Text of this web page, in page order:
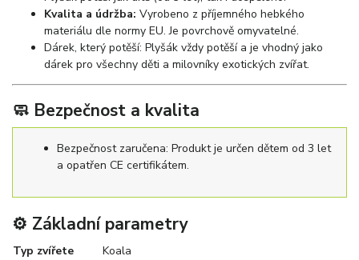
Kvalita a údržba: Vyrobeno z příjemného hebkého
materiálu dle normy EU. Je povrchově omyvatelné.
Dárek, který potěší: Plyšák vždy potěší a je vhodný jako
dárek pro všechny děti a milovníky exotických zvířat.
🧼 Bezpečnost a kvalita
Bezpečnost zaručena: Produkt je určen dětem od 3 let
a opatřen CE certifikátem.
⚙️ Základní parametry
Typ zvířete
Koala